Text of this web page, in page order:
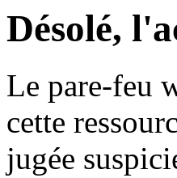
Désolé,
Le pare-feu
cette
jugée